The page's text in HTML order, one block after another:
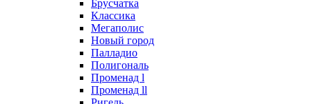
Брусчатка
Классика
Мегаполис
Новый город
Палладио
Полигональ
Променад l
Променад ll